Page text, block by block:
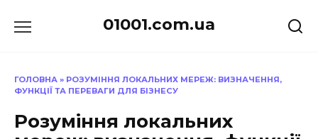
до
01001.com.ua
ГОЛОВНА » РОЗУМІННЯ ЛОКАЛЬНИХ МЕРЕЖ: ВИЗНАЧЕННЯ,
ФУНКЦІЇ ТА ПЕРЕВАГИ ДЛЯ БІЗНЕСУ
Розуміння локальних